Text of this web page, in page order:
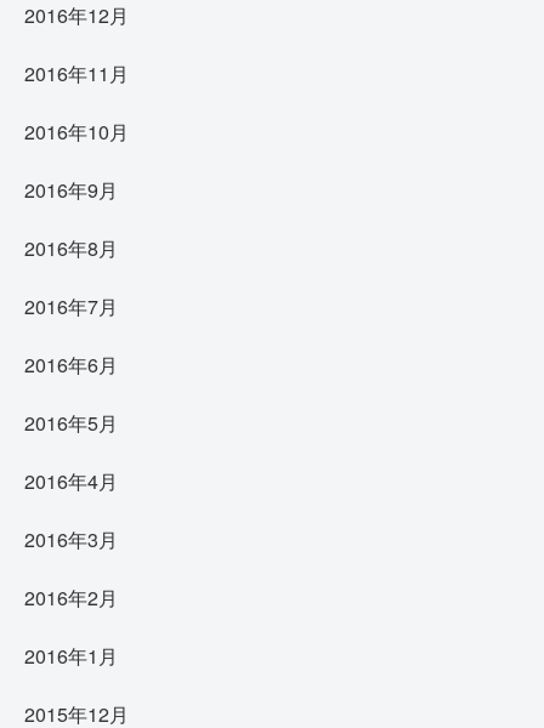
2016年12月
2016年11月
2016年10月
2016年9月
2016年8月
2016年7月
2016年6月
2016年5月
2016年4月
2016年3月
2016年2月
2016年1月
2015年12月